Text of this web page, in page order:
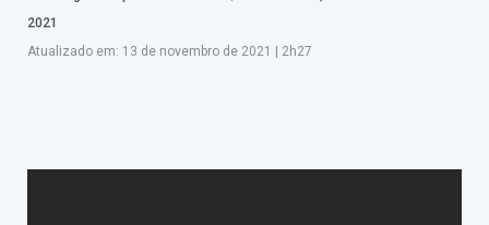
2021
Atualizado em: 13 de novembro de 2021 2h27